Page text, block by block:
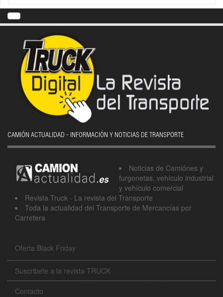
CAMIÓN ACTUALIDAD - INFORMACIÓN Y NOTICIAS DE TRANSPORTE
Noticias de Camiónes y
furgonetas, vehículo industrial
y vehículo comercial
Revista Truck - La revista del Transporte
Toda la actualidad del Transporte de Mercancías por
Carretera
Oferta Black Friday
Suscribete a la revista TRUCK
Contacto